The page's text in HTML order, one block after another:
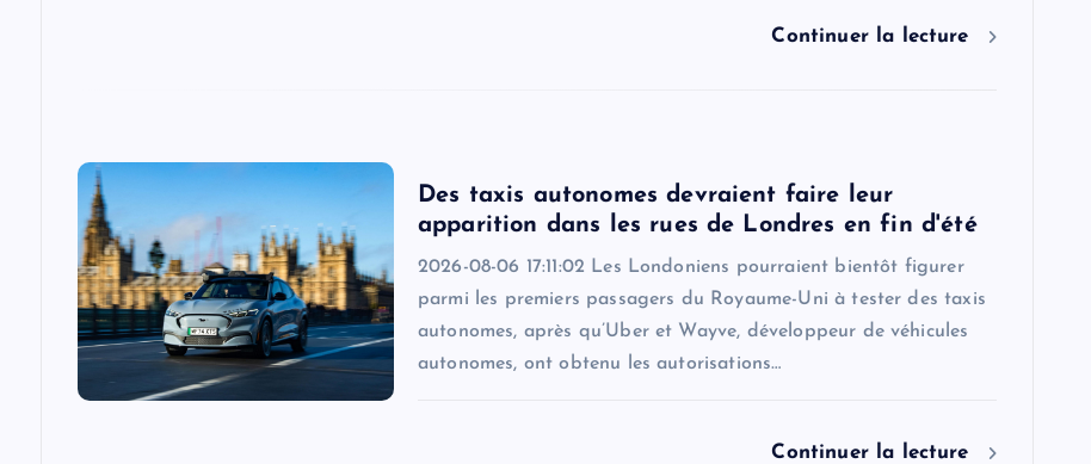
Continuer la lecture
Des taxis autonomes devraient faire leur
apparition dans les rues de Londres en fin d'été
2026-08-06 17:11:02 Les Londoniens pourraient bientôt figurer
parmi les premiers passagers du Royaume-Uni à tester des taxis
autonomes, après qu’Uber et Wayve, développeur de véhicules
autonomes, ont obtenu les autorisations…
Continuer la lecture